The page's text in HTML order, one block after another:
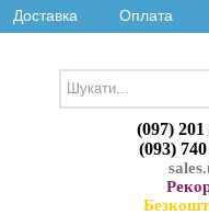
Доставка Оплата
(097) 201
(093)